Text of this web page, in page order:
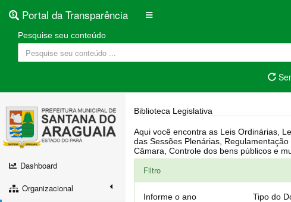
Portal da Transparência
Pesquise seu conteúdo
Dashboard
Organizacional
Biblioteca Legislativa
Aqui você encontra as Leis Ordinárias, Leis Complementares, Portarias, Decretos, Atas, PPA, LDO, LOA, RREO, Resoluções, RGF, Lei Orgânica, Regimento
das Sessões Plenárias, Regulamentação da LAI, Atos de Julgamento do Governo, Agenda Externa do presidente, Relatório do Controle Interno, Projetos em tramitação na
Filtro
Informe o ano Tipo do